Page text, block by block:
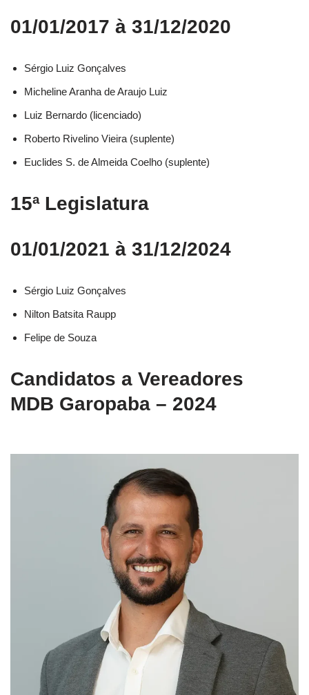
01/01/2017 à 31/12/2020
Sérgio Luiz Gonçalves​
Micheline Aranha de Araujo Luiz​
Luiz Bernardo (licenciado)​
Roberto Rivelino Vieira (suplente)​
Euclides S. de Almeida Coelho (suplente)​
15ª Legislatura
01/01/2021 à 31/12/2024
Sérgio Luiz Gonçalves
Nilton Batsita Raupp
Felipe de Souza
Candidatos a Vereadores
MDB Garopaba – 2024